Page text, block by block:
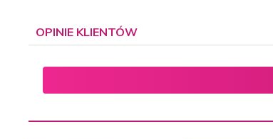
OPINIE KLIENTÓW